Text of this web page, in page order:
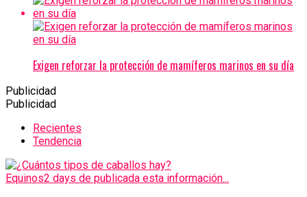
Exigen reforzar la protección de mamíferos marinos en su día
Publicidad
Publicidad
Recientes
Tendencia
Equinos2 days de publicada esta información...